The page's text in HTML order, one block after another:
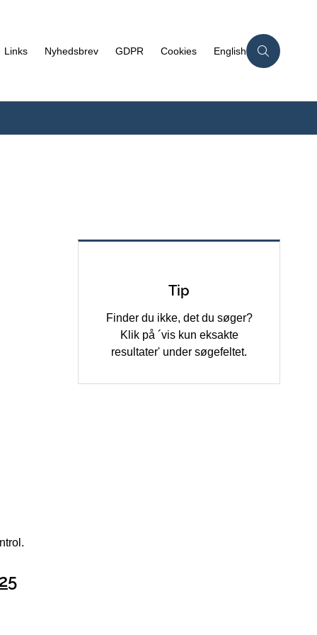
Links Nyhedsbrev GDPR Cookies English
Tip
Finder du ikke, det du søger?
Klik på ´vis kun eksakte
resultater' under søgefeltet.